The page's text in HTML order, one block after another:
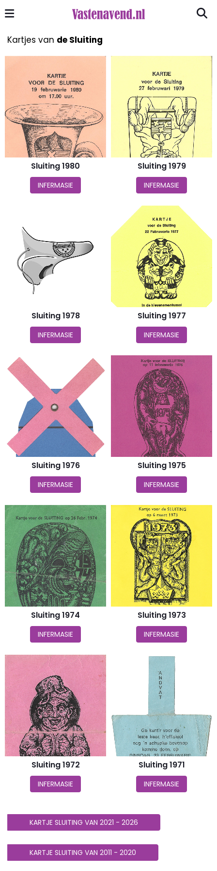
Kartjes van de Sluiting
Sluiting 1980
INFERMASIE
Sluiting 1979
INFERMASIE
Sluiting 1978
INFERMASIE
Sluiting 1977
INFERMASIE
Sluiting 1976
INFERMASIE
Sluiting 1975
INFERMASIE
Sluiting 1974
INFERMASIE
Sluiting 1973
INFERMASIE
Sluiting 1972
INFERMASIE
Sluiting 1971
INFERMASIE
KARTJE SLUITING VAN 2021 - 2026
KARTJE SLUITING VAN 2011 - 2020